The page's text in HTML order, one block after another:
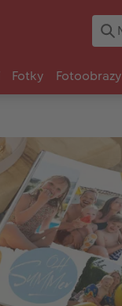
Fotky Fotoobrazy